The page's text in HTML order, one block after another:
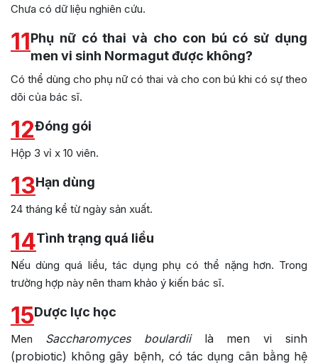
Chưa có dữ liệu nghiên cứu.
11Phụ nữ có thai và cho con bú có sử dụng
men vi sinh Normagut được không?
Có thể dùng cho phụ nữ có thai và cho con bú khi có sự theo
dõi của bác sĩ.
12Đóng gói
Hộp 3 vỉ x 10 viên.
13Hạn dùng
24 tháng kể từ ngày sản xuất.
14Tình trạng quá liều
Nếu dùng quá liều, tác dụng phụ có thể nặng hơn. Trong
trường hợp này nên tham khảo ý kiến bác sĩ.
15Dược lực học
Men Saccharomyces boulardiilà men vi sinh
(probiotic) không gây bệnh, có tác dụng cân bằng hệ